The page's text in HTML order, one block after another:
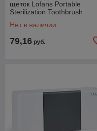
щеток Lofans Portable
Sterilization Toothbrush
Нет в наличии
79,16 руб.